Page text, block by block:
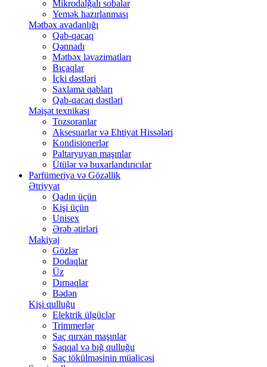
Mikrodalğalı sobalar
Yemək hazırlanması
Mətbəx avadanlığı
Qab-qacaq
Qənnadı
Mətbəx ləvazimatları
Bıçaqlar
İçki dəstləri
Saxlama qabları
Qab-qacaq dəstləri
Məişət texnikası
Tozsoranlar
Aksesuarlar və Ehtiyat Hissələri
Kondisionerlər
Paltaryuyan maşınlar
Ütülər və buxarlandırıcılar
Parfümeriya və Gözəllik
Ətriyyat
Qadın üçün
Kişi üçün
Unisex
Ərəb ətirləri
Makiyaj
Gözlər
Dodaqlar
Üz
Dırnaqlar
Bədən
Kişi qulluğu
Elektrik ülgüclər
Trimmerlər
Saç qırxan maşınlar
Saqqal və bığ qulluğu
Saç tökülməsinin müalicəsi